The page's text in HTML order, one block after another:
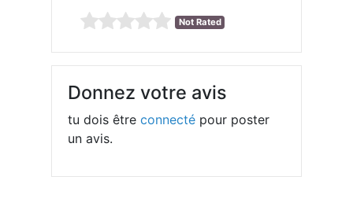
Not Rated
Donnez votre avis
tu dois êtreconnecté pour poster
un avis.